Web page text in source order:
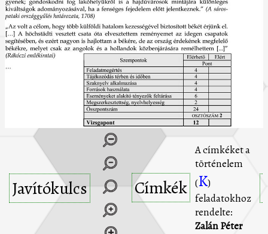
Javítókulcs Címkék
A címkéket a
történelem
(K)
feladatokhoz
rendelte:
Zalán Péter